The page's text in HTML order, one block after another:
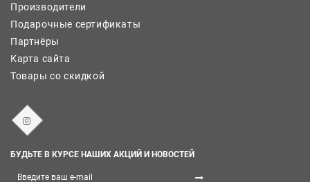
Производители
Подарочные сертификаты
Партнёры
Карта сайта
Товары со скидкой
БУДЬТЕ В КУРСЕ НАШИХ АКЦИЙ И НОВОСТЕЙ